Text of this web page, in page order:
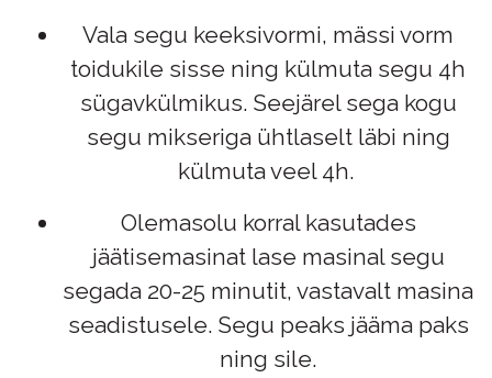
Vala segu keeksivormi, mässi vorm
toidukile sisse ning külmuta segu 4h
sügavkülmikus. Seejärel sega kogu
segu mikseriga ühtlaselt läbi ning
külmuta veel 4h.
Olemasolu korral kasutades
jäätisemasinat lase masinal segu
segada 20-25 minutit, vastavalt masina
seadistusele. Segu peaks jääma paks
ning sile.